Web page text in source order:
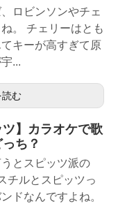
ロビンソンやチェ
。 チェリーはとも
キーが高すぎて原
...
読む
ツ】カラオケで歌
ち？
とスピッツ派の
チルとスピッツっ
ドなんですよね。